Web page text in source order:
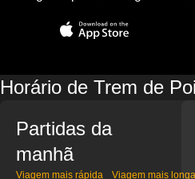
Horário de Trem de
Partidas da
manhã
Viagem mais rápida Viagem mais longa